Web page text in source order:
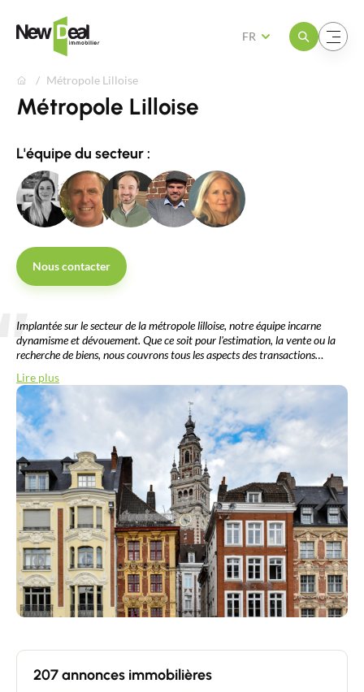
Ouvrir le menuOuvrir le menu
FR
Métropole Lilloise
Métropole Lilloise
L'équipe du secteur :
Nous contacter
Implantée sur le secteur de la métropole lilloise, notre équipe incarne
dynamisme et dévouement. Que ce soit pour l'estimation, la vente ou la
recherche de biens, nous couvrons tous les aspects des transactions
Notre capacité à être polyvalents et à personnaliser chaque expérience,
faisant de chaque transaction une réussite sur mesure.
Lire plus
207 annonces immobilières